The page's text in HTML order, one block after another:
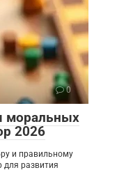
0
моральных
2026
и правильному
для развития